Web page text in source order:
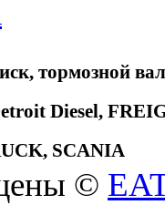
тормозной
Diesel,
SCANIA
©